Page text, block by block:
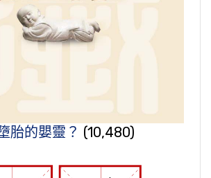
胎的嬰靈？ (10,480)